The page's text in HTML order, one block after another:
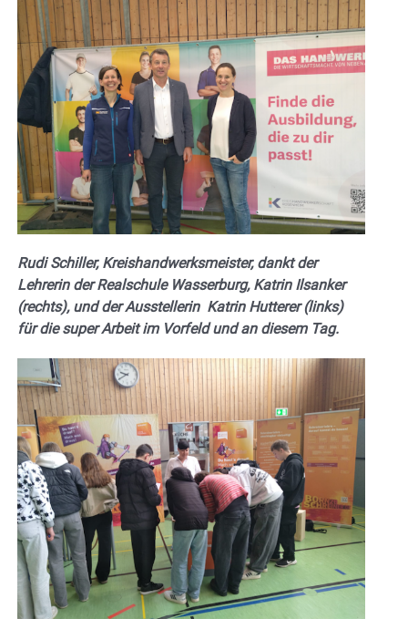
Rudi Schiller, Kreishandwerksmeister, dankt der
Lehrerin der Realschule Wasserburg, Katrin Ilsanker
(rechts), und der Ausstellerin Katrin Hutterer (links)
für die super Arbeit im Vorfeld und an diesem Tag.